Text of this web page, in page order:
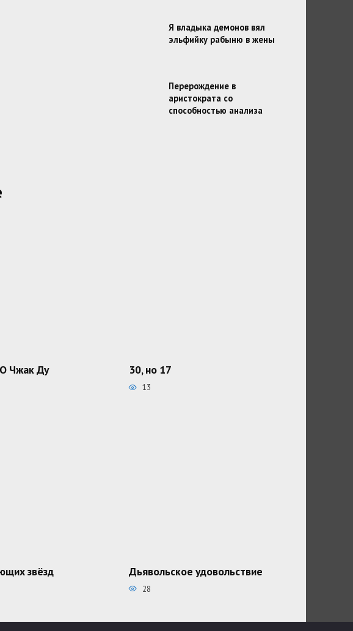
Я владыка демонов вял
эльфийку рабыню в жены
Перерождение в
аристократа со
способностью анализа
Чжак Ду 30, но 17
13
звёзд Дьявольское удовольствие
28